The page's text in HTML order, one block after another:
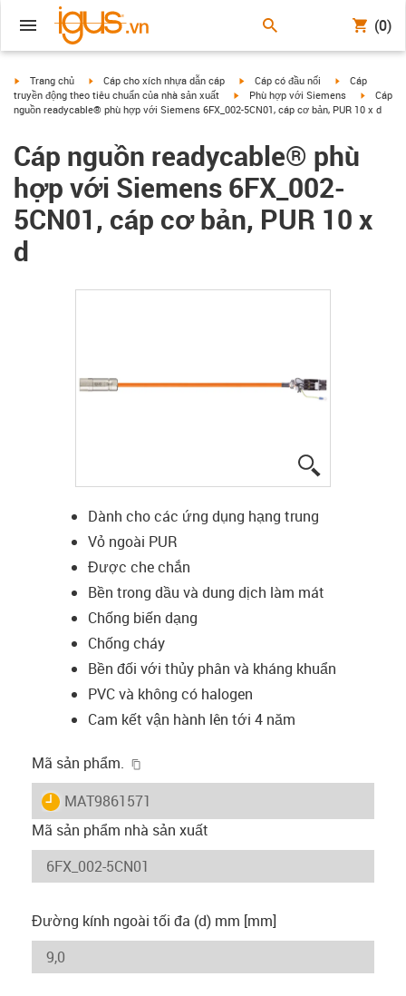
(0)
igus-icon-arrow-right
Trang chủ igus-icon-arrow-right
Cáp cho xích nhựa dẫn cáp igus-icon-arrow-right
Cáp có đầu nối igus-icon-
Cáp
truyền động theo tiêu chuẩn của nhà sản xuất
igus-icon-arrow-right
Phù hợp với Siemens igus-
Cáp
nguồn readycable® phù hợp với Siemens 6FX_002-5CN01, cáp cơ bản, PUR 10 x d
Cáp nguồn readycable® phù
hợp với Siemens 6FX_002-
5CN01, cáp cơ bản, PUR 10 x
d
Dành cho các ứng dụng hạng trung
Vỏ ngoài PUR
Được che chắn
Bền trong dầu và dung dịch làm mát
Chống biến dạng
Chống cháy
Bền đối với thủy phân và kháng khuẩn
PVC và không có halogen
Cam kết vận hành lên tới 4 năm
Mã sản phẩm.
igus-icon-lieferzeit
MAT9861571
Mã sản phẩm nhà sản xuất
Đường kính ngoài tối đa (d) mm [mm]